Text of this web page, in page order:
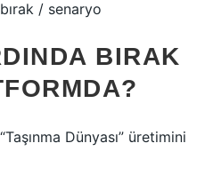
/ senaryo
BIRAK
Dünyası” üretimini